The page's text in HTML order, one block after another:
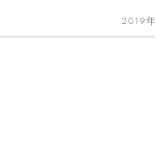
2019